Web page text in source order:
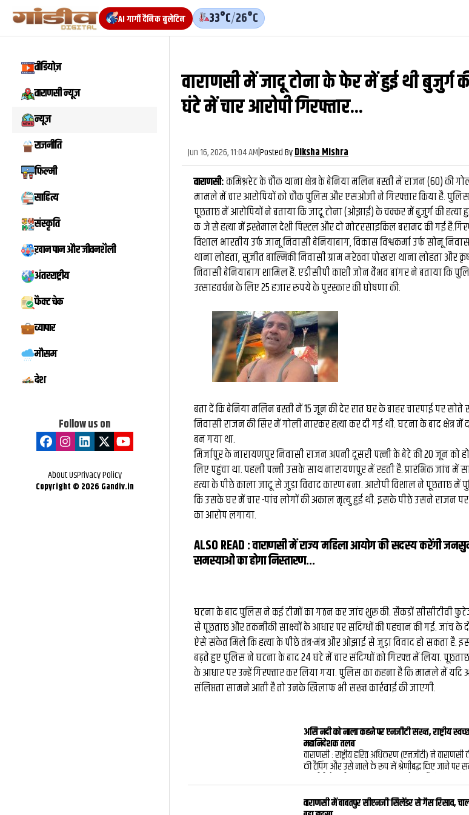
AI गार्गी दैनिक बुलेटिन 33°C/26°C
वीडियोज़
वाराणसी न्यूज़
न्यूज़
राजनीति
फिल्मी
साहित्य
संस्कृति
ख़ान पान और जीवनशैली
अंतरराष्ट्रीय
फैक्ट चेक
व्यापार
मौसम
देश
Follow us on
About UsPrivacy Policy
Copyright © 2026 Gandiv.in
वाराणसी में जादू टोना के फेर में हुई थी बुजुर्ग
घंटे में चार आरोपी गिरफ्तार...
Jun 16, 2026, 11:04 AM|Posted ByDiksha Mishra
वाराणसी:कमिश्नरेट के चौक थाना क्षेत्र के बेनिया मलिन बस्‍ती में राजन (60) की
मामले में चार आरोपियों को चौक पुलिस और एसओजी ने गिरफ्तार किया है.
पूछताछ में आरोपियों ने बताया कि जादू टोना (ओझाई) के चक्कर में बुजुर्ग की हत्या
कब्जे से हत्या में इस्तेमाल देशी पिस्टल और दो मोटरसाइकिल बरामद की गई
विशाल भारतीय उर्फ जानू निवासी बेनियाबाग, विकास विश्वकर्मा उर्फ सोनू
थाना लोहता, सुजीत बाल्मिकी निवासी ग्राम मरेठवा पोखरा थाना लोहता और
निवासी बेनियाबाग शामिल हैं. एडीसीपी काशी जोन वैभव बांगर ने बताया कि
उत्‍साहवर्धन के लिए 25 हजार रुपये के पुरस्‍कार की घोषणा की.
बता दें कि बेनिया मलिन बस्‍ती में 15 जून की देर रात घर के बाहर चारपाई पर सोते
निवासी राजन की सिर में गोली मारकर हत्या कर दी गई थी. घटना के बाद क्षेत्र
बन गया था.
मिर्जापुर के नारायणपुर निवासी राजन अपनी दूसरी पत्नी के बेटे की 20 जून को
लिए पहुंचा था. पहली पत्नी उसके साथ नारायणपुर में रहती है. प्रारंभिक जांच में
हत्या के पीछे काला जादू से जुड़ा विवाद कारण बना. आरोपी विशाल ने पूछताछ में
कि उसके घर में चार -पांच लोगों की अकाल मृत्‍यु हुई थी. इसके पीछे उसने राजन
का आरोप लगाया.
ALSO READ :वाराणसी में राज्‍य महिला आयोग की सदस्‍य करेंगी
समस्याओं का होगा निस्तारण...
घटना के बाद पुलिस ने कई टीमों का गठन कर जांच शुरू की. सैकडों सीसीटीवी
से पूछताछ और तकनीकी साक्ष्यों के आधार पर संदिग्धों की पहचान की गई. जांच के
ऐसे संकेत मिले कि हत्या के पीछे तंत्र-मंत्र और ओझाई से जुड़ा विवाद हो सकता है.
बढ़ते हुए पुलिस ने घटना के बाद 24 घंटे में चार संदिग्धों को गिरफ्त में लिया.
के आधार पर उन्हें गिरफ्तार कर लिया गया. पुलिस का कहना है कि मामले में यदि
संलिप्तता सामने आती है तो उनके खिलाफ भी सख्त कार्रवाई की जाएगी.
असि नदी को नाला कहने पर एनजीटी सख्त, राष्ट्रीय
महानिदेशक तलब
वाराणसी : राष्ट्रीय हरित अधिकरण (एनजीटी) ने
की टैपिंग और उसे नाले के रूप में श्रेणीबद्ध किए जाने पर
की अनुमति राज्य सरकार को किस आधार पर दी गई और
कैसे रखा गया. एनजीटी को राष्ट्रीय स्वच्छ गंगा मिशन की
वाराणसी में बाबतपुर सीएनजी सिलेंडर से गैस रिसाव, चालक की सूझबूझ से टला
और देखें
मिस्टर बीस्ट से दो घंटे की
बातचीत, फिर छोड़ी ₹26 लाख की
नौकरी: कैसे हैरी उप्पल बने देश
के बड़े फूड व्लॉगर...
वीडियो
रंग मल्हार में